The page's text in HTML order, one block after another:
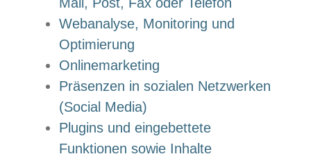
Webanalyse, Monitoring und
Optimierung
Onlinemarketing
Präsenzen in sozialen Netzwerken
(Social Media)
Plugins und eingebettete
Funktionen sowie Inhalte